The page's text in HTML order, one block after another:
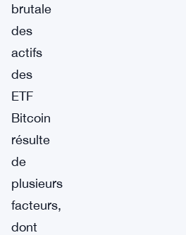
brutale
des
actifs
des
ETF
Bitcoin
résulte
de
plusieurs
facteurs,
dont